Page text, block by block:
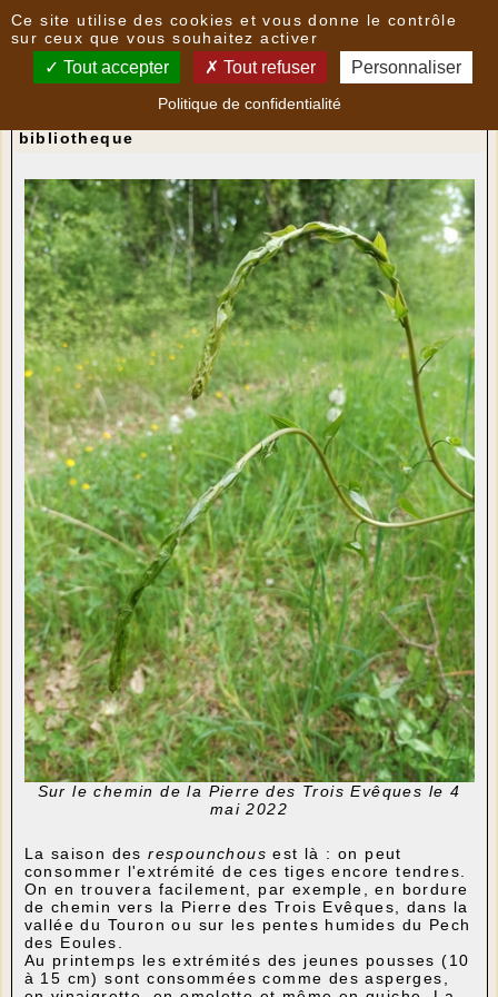
Nouvelles
C'est le moment pour consommer des
bibliotheque
Sur le chemin de la Pierre des Trois Evêques le 4
mai 2022
La saison desrespounchousest là : on peut
consommer l'extrémité de ces tiges encore tendres.
On en trouvera facilement, par exemple, en bordure
de chemin vers la Pierre des Trois Evêques, dans la
vallée du Touron ou sur les pentes humides du Pech
des Eoules.
Au printemps les extrémités des jeunes pousses (10
à 15 cm) sont consommées comme des asperges,
Ce site utilise des cookies et vous donne le contrôle
sur ceux que vous souhaitez activer
Tout accepter Tout refuser Personnaliser
Politique de confidentialité